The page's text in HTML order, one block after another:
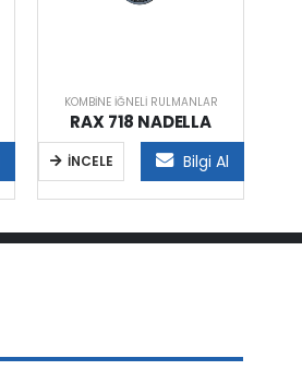
KOMBINE İĞNELI RULMANLAR
RAX 718 NADELLA
İNCELE Bilgi Al